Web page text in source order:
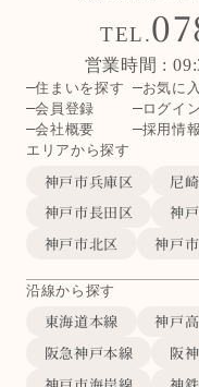
TEL.
営業時間 :
住まいを探す お気に
会員登録
ログイン
会社概要
採用情報
エリアから探す
神戸市兵庫区 尼
神戸市長田区
神
神戸市北区
神戸
沿線から探す
東海道本線 神戸
阪急神戸本線
阪